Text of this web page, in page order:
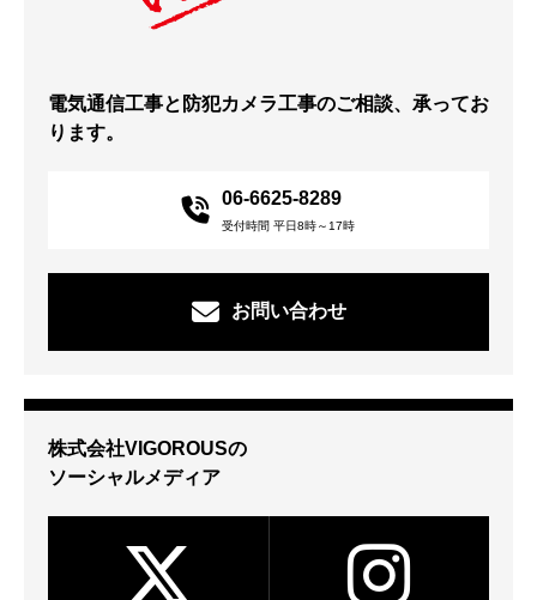
電気通信工事と防犯カメラ工事のご相談、承ってお
ります。
06-6625-8289
受付時間 平日8時～17時
お問い合わせ
株式会社VIGOROUSの
ソーシャルメディア